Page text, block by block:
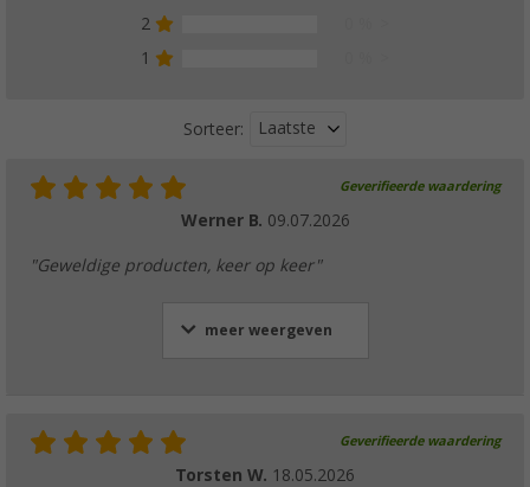
2
1
Sorteer: Laatste
Geverifieerde waardering
Werner B. 09.07.2026
"Geweldige producten, keer op keer"
meer weergeven
Geverifieerde waardering
Torsten W. 18.05.2026